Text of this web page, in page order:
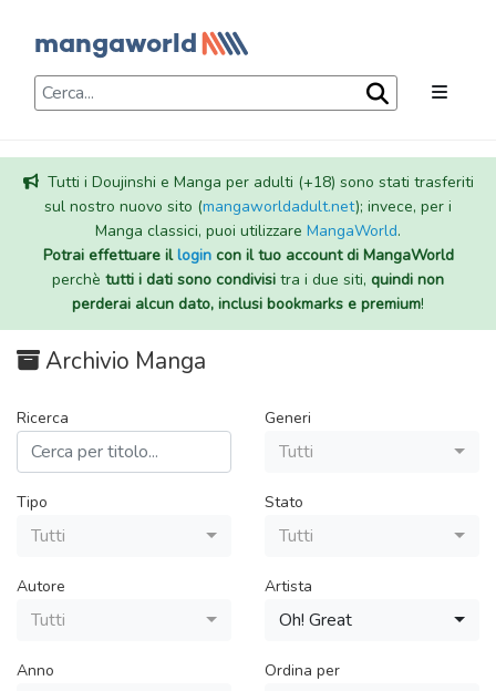
Tutti i Doujinshi e Manga per adulti (+18) sono stati trasferiti
sul nostro nuovo sito (mangaworldadult.net); invece, per i
Manga classici, puoi utilizzare MangaWorld.
Potrai effettuare illogincon il tuo account di MangaWorld
perchè tutti i dati sono condivisi tra i due siti, quindi non
perderai alcun dato, inclusi bookmarks e premium!
Archivio Manga
Ricerca Generi
Tutti
Tipo
Tutti
Stato
Tutti
Autore
Tutti
Artista
Oh! Great
Anno Ordina per